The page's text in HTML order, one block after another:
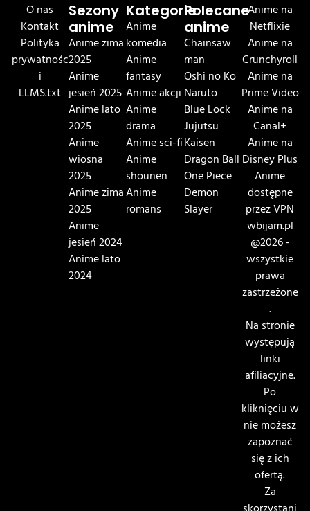
O nas
Kontakt
Polityka
prywatnośc
i
LLMS.txt
Sezony
anime
Anime zima
2025
Anime
jesień 2025
Anime lato
2025
Anime
wiosna
2025
Anime zima
2025
Anime
jesień 2024
Anime lato
2024
Kategorie
Anime
komedia
Anime
fantasy
Anime akcji
Anime
drama
Anime sci-fi
Anime
shounen
Anime
romans
Polecane
anime
Chainsaw
man
Oshi no Ko
Naruto
Blue Lock
Jujutsu
Kaisen
Dragon Ball
One Piece
Demon
Slayer
Anime na
Netflixie
Anime na
Crunchyroll
Anime na
Prime Video
Anime na
Canal+
Anime na
Disney Plus
Anime
dostępne
przez VPN
wbijam.pl
@2026 -
wszystkie
prawa
zastrzeżone
.
Na stronie
występują
linki
afiliacyjne.
Po
kliknięciu w
nie możesz
zapoznać
się z ich
ofertą.
Za